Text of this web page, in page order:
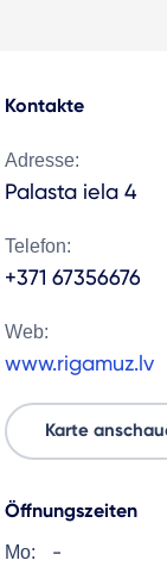
Kontakte
Adresse:
Palasta iela 4
Telefon:
+371 67356676
Web:
www.rigamuz.lv
Karte
Öffnungszeiten
Mo: -